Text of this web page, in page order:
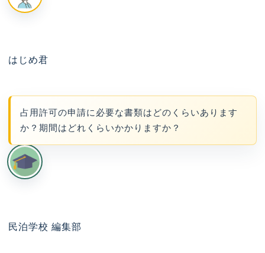
はじめ君
占用許可の申請に必要な書類はどのくらいあります
か？期間はどれくらいかかりますか？
民泊学校 編集部